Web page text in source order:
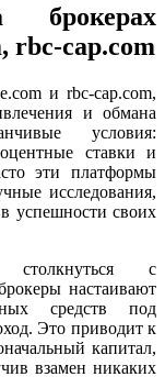
rbc-cap.com
и rbc-cap.com,
и обмана
условия:
ставки и
эти платформы
исследования,
успешности своих
с
настаивают
средств под
Это приводит к
капитал,
взамен никаких